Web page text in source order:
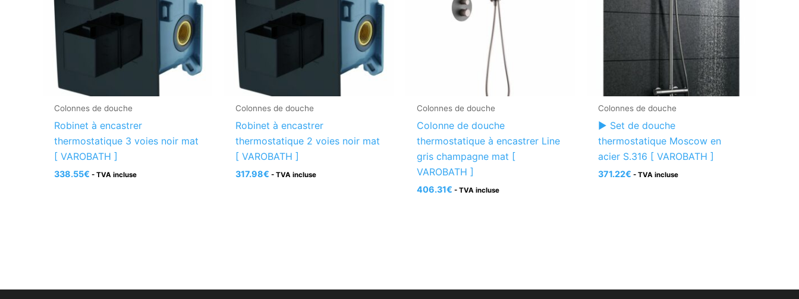
Colonnes de douche
Robinet à encastrer
thermostatique 3 voies noir mat
[ VAROBATH ]
338.55€ - TVA incluse
Colonnes de douche
Robinet à encastrer
thermostatique 2 voies noir mat
[ VAROBATH ]
317.98€ - TVA incluse
Colonnes de douche
Colonne de douche
thermostatique à encastrer Line
gris champagne mat [
VAROBATH ]
406.31€ - TVA incluse
Colonnes de douche
► Set de douche
thermostatique Moscow en
acier S.316 [ VAROBATH ]
371.22€ - TVA incluse